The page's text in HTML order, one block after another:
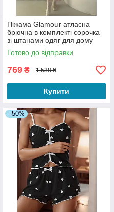
Піжама Glamour атласна
брючна в комплекті сорочка
зі штанами одяг для дому
леопардовий рожевий M
Готово до відправки
769 ₴ 1 538 ₴
Купити
–50%